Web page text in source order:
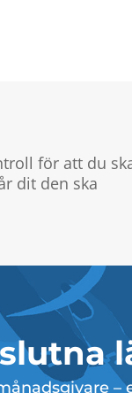
för att du
dit den ska